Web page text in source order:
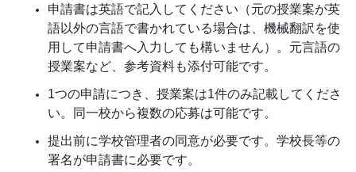
申請書は英語で記入してください（元の授業案が英
語以外の言語で書かれている場合は、機械翻訳を使
用して申請書へ入力しても構いません）。元言語の
授業案など、参考資料も添付可能です。
1つの申請につき、授業案は1件のみ記載してくださ
い。同一校から複数の応募は可能です。
提出前に学校管理者の同意が必要です。学校長等の
署名が申請書に必要です。